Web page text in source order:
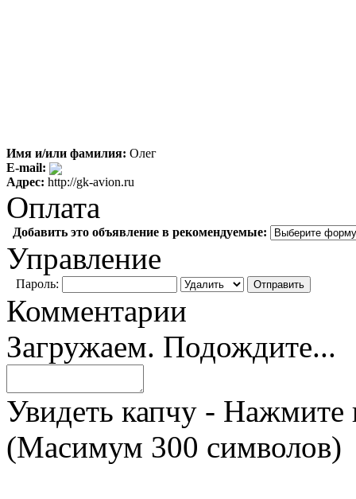
Имя и/или фамилия: Олег
E-mail:
Адрес: http://gk-avion.ru
Оплата
Добавить это объявление в рекомендуемые:
Управление
Пароль:
Комментарии
Загружаем. Подождите...
Увидеть капчу - Нажмите
(Масимум 300 символов)